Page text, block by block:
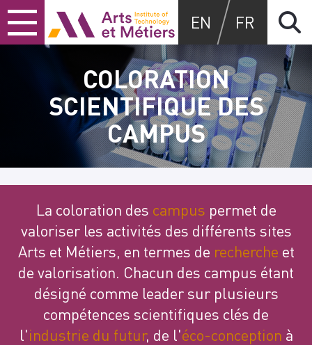
Skip
to
content
Skip
to
main
Skip
to
search
Arts et Métiers School
EN FR
COLORATION
SCIENTIFIQUE DES
CAMPUS
La coloration des campus permet de
valoriser les activités des différents sites
Arts et Métiers, en termes de recherche et
de valorisation. Chacun des campus étant
désigné comme leader sur plusieurs
compétences scientifiques clés de
l'industrie du futur, de l'éco-conception à